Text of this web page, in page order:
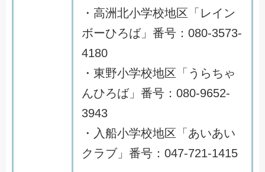
・高洲北小学校地区「レイン
ボーひろば」番号：080-3573-
4180
・東野小学校地区「うらちゃ
んひろば」番号：080-9652-
3943
・入船小学校地区「あいあい
クラブ」番号：047-721-1415